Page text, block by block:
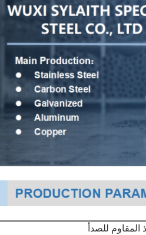
المقاوم للصدأ